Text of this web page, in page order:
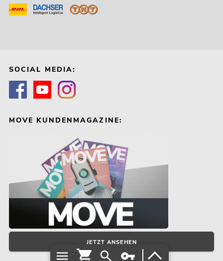
SOCIAL MEDIA:
MOVE KUNDENMAGAZINE:
JETZT ANSEHEN